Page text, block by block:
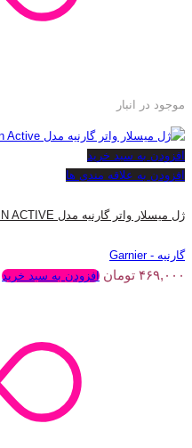
موجود در انبار
افزودن به سبد خرید
افزودن به علاقه مندی ها
ژل میسلار واتر گارنیه مدل SKIN ACTIVE حجم 200 میلی لیتر
گارنیه - Garnier
۴۶۹,۰۰۰ تومان افزودن به سبد خرید